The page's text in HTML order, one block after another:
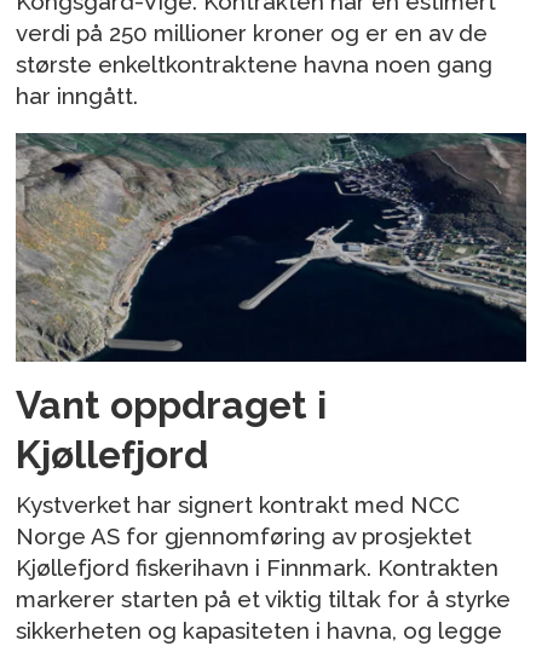
verdi på 250 millioner kroner og er en av de
største enkeltkontraktene havna noen gang
har inngått.
Vant oppdraget i
Kjøllefjord
Kystverket har signert kontrakt med NCC
Norge AS for gjennomføring av prosjektet
Kjøllefjord fiskerihavn i Finnmark. Kontrakten
markerer starten på et viktig tiltak for å styrke
sikkerheten og kapasiteten i havna, og legge